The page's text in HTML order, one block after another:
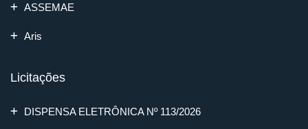
ASSEMAE
Aris
Licitações
DISPENSA ELETRÔNICA Nº 113/2026